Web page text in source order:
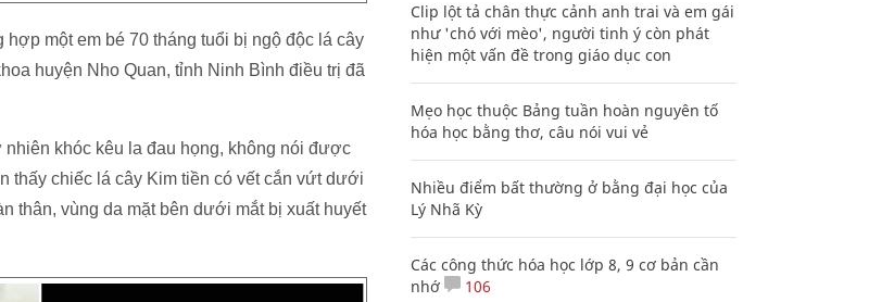
một em bé 70 tháng tuổi bị ngộ độc lá cây
huyện Nho Quan, tỉnh Ninh Bình điều trị đã
khóc kêu la đau họng, không nói được
thấy chiếc lá cây Kim tiền có vết cắn vứt dưới
thân, vùng da mặt bên dưới mắt bị xuất huyết
Clip lột tả chân thực cảnh anh trai và em gái
như 'chó với mèo', người tinh ý còn phát
hiện một vấn đề trong giáo dục con
Mẹo học thuộc Bảng tuần hoàn nguyên tố
hóa học bằng thơ, câu nói vui vẻ
Nhiều điểm bất thường ở bằng đại học của
Lý Nhã Kỳ
Các công thức hóa học lớp 8, 9 cơ bản cần
nhớ
106